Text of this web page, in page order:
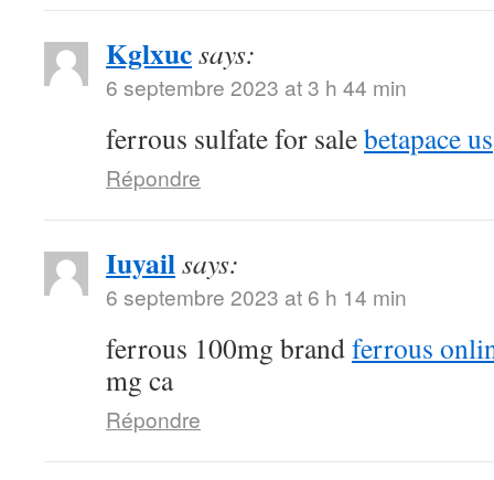
Kglxucsays:
6 septembre 2023 at 3 h 44 min
ferrous sulfate for salebetapace us
Répondre
Iuyailsays:
6 septembre 2023 at 6 h 14 min
ferrous 100mg brandferrous
mg ca
Répondre